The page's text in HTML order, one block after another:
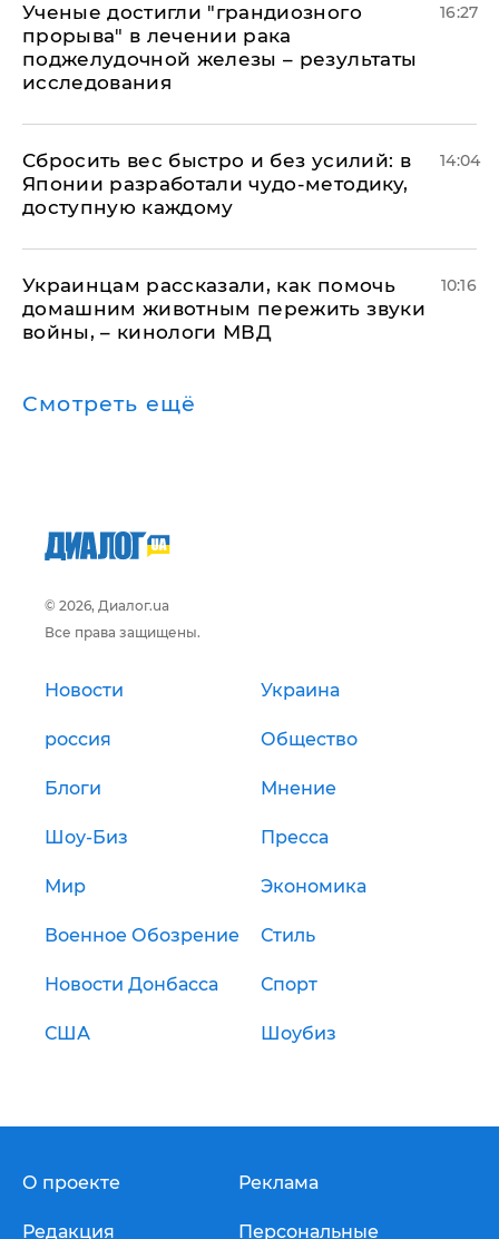
Ученые достигли "грандиозного
прорыва" в лечении рака
поджелудочной железы – результаты
исследования
16:27
Сбросить вес быстро и без усилий: в
Японии разработали чудо-методику,
доступную каждому
14:04
Украинцам рассказали, как помочь
домашним животным пережить звуки
войны, – кинологи МВД
10:16
Смотреть ещё
© 2026, Диалог.ua
Все права защищены.
Новости Украина
россия Общество
Блоги Мнение
Шоу-Биз Пресса
Мир Экономика
Военное Обозрение Стиль
Новости Донбасса Спорт
США Шоубиз
О проекте
Редакция
Реклама
Персональные